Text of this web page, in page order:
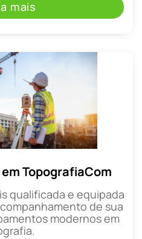
mais
TopografiaCom
qualificada e equipada
de sua
modernos em